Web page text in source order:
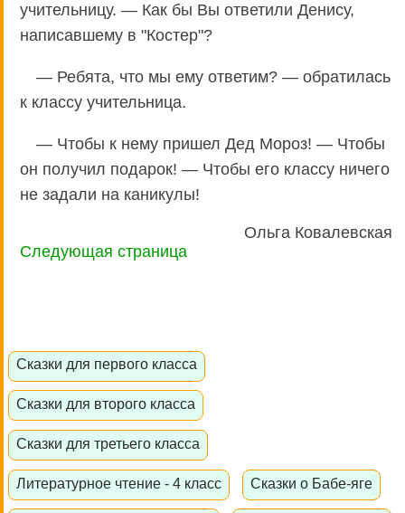
учительницу. — Как бы Вы ответили Денису,
написавшему в "Костер"?
— Ребята, что мы ему ответим? — обратилась
к классу учительница.
— Чтобы к нему пришел Дед Мороз! — Чтобы
он получил подарок! — Чтобы его классу ничего
не задали на каникулы!
Ольга Ковалевская
Следующая страница
Сказки для первого класса
Сказки для второго класса
Сказки для третьего класса
Литературное чтение - 4 класс Сказки о Бабе-яге